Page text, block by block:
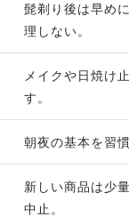
髭剃り後は早め
理しない。
メイクや日焼け
す。
朝夜の基本を習
新しい商品は少
中止。